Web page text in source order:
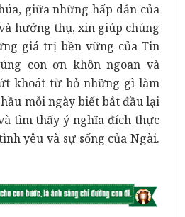
giữa những hấp dẫn của
hưởng thụ, xin giúp chúng
giá trị bền vững của Tin
con ơn khôn ngoan và
khoát từ bỏ những gì làm
mỗi ngày biết bắt đầu lại
tìm thấy ý nghĩa đích thực
yêu và sự sống của Ngài.